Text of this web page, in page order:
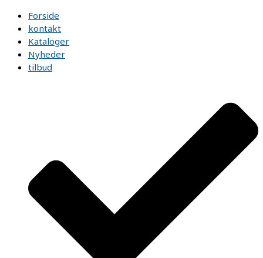
Forside
kontakt
Kataloger
Nyheder
tilbud